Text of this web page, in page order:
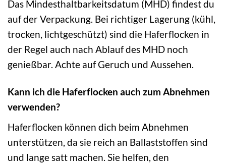
Das Mindesthaltbarkeitsdatum (MHD) findest du
auf der Verpackung. Bei richtiger Lagerung (kühl,
trocken, lichtgeschützt) sind die Haferflocken in
der Regel auch nach Ablauf des MHD noch
genießbar. Achte auf Geruch und Aussehen.
Kann ich die Haferflocken auch zum Abnehmen
verwenden?
Haferflocken können dich beim Abnehmen
unterstützen, da sie reich an Ballaststoffen sind
und lange satt machen. Sie helfen, den